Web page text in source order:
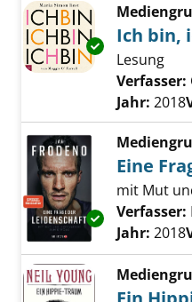
Exemplar-
Ich bin,
Lesung
Verfasser:
Jahr: 2018
Exemplar-
Eine
mit Mut
Verfasser:
Jahr: 2018